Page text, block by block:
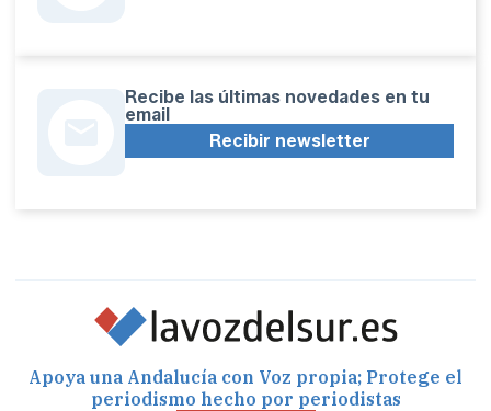
Recibe las últimas novedades en tu
email
Recibir newsletter
Apoya una Andalucía con Voz propia; Protege el
periodismo hecho por periodistas